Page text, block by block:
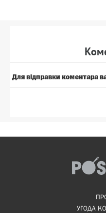
Для вiдправки коментара
УГОДА